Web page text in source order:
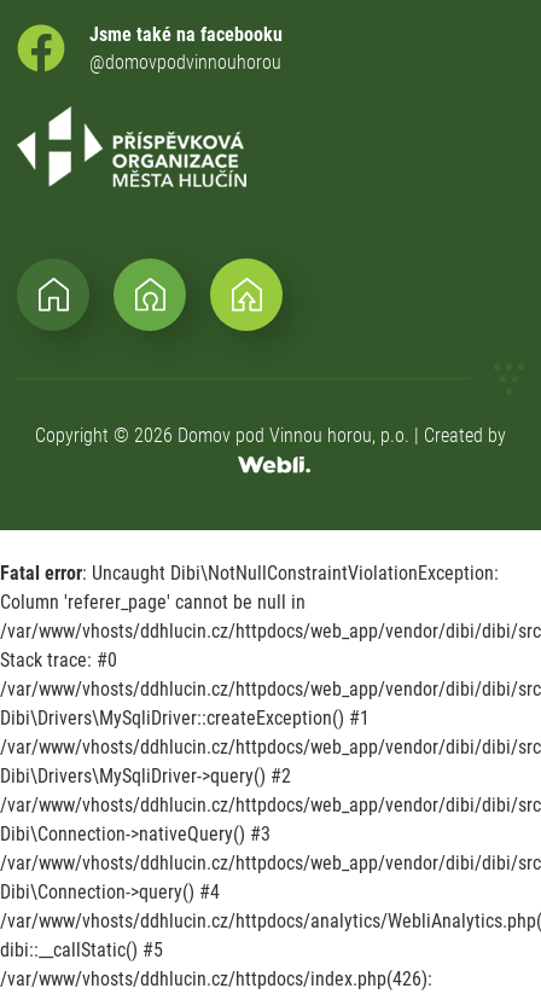
Jsme také na facebooku
@domovpodvinnouhorou
Copyright © 2026 Domov pod Vinnou horou, p.o. | Created by
Fatal error: Uncaught Dibi\NotNullConstraintViolationException:
Column 'referer_page' cannot be null in
/var/www/vhosts/ddhlucin.cz/httpdocs/web_app/vendor/dibi/dibi/
Stack trace: #0
/var/www/vhosts/ddhlucin.cz/httpdocs/web_app/vendor/dibi/dibi/
Dibi\Drivers\MySqliDriver::createException() #1
/var/www/vhosts/ddhlucin.cz/httpdocs/web_app/vendor/dibi/dibi/
Dibi\Drivers\MySqliDriver->query() #2
/var/www/vhosts/ddhlucin.cz/httpdocs/web_app/vendor/dibi/dibi/
Dibi\Connection->nativeQuery() #3
/var/www/vhosts/ddhlucin.cz/httpdocs/web_app/vendor/dibi/dibi/
Dibi\Connection->query() #4
/var/www/vhosts/ddhlucin.cz/httpdocs/analytics/
dibi::__callStatic() #5
/var/www/vhosts/ddhlucin.cz/httpdocs/index.php(426):